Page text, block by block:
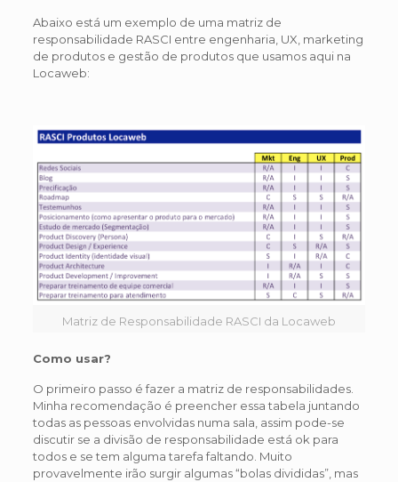
Abaixo está um exemplo de uma matriz de
responsabilidade RASCI entre engenharia, UX, marketing
de produtos e gestão de produtos que usamos aqui na
Locaweb:
Matriz de Responsabilidade RASCI da Locaweb
Como usar?
O primeiro passo é fazer a matriz de responsabilidades.
Minha recomendação é preencher essa tabela juntando
todas as pessoas envolvidas numa sala, assim pode-se
discutir se a divisão de responsabilidade está ok para
todos e se tem alguma tarefa faltando. Muito
provavelmente irão surgir algumas “bolas divididas”, mas